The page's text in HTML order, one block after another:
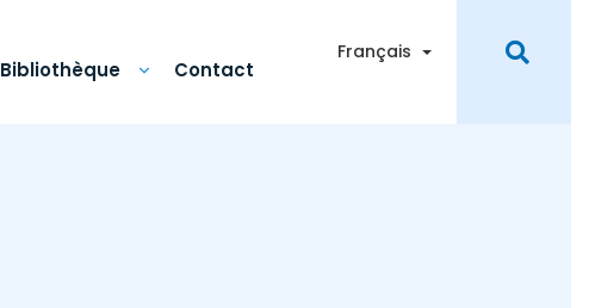
Bibliothèque Contact
Français Toggle Dropdown